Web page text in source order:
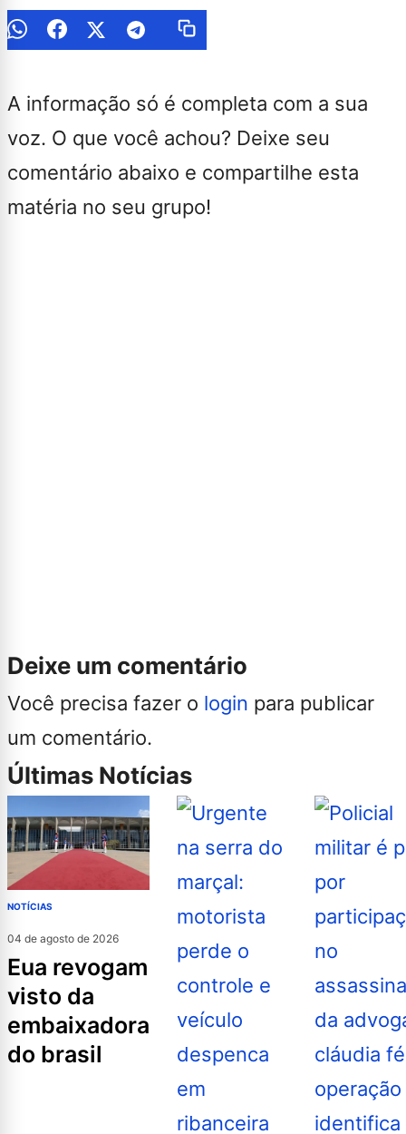
A informação só é completa com a sua
voz. O que você achou? Deixe seu
comentário abaixo e compartilhe esta
matéria no seu grupo!
Deixe um comentário
Você precisa fazer o login para publicar
um comentário.
Últimas Notícias
NOTÍCIAS
04 de agosto de 2026
eua revogam
visto da
embaixadora
do brasil